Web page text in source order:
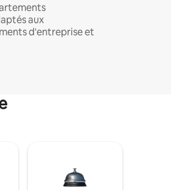
aux
d'entreprise et